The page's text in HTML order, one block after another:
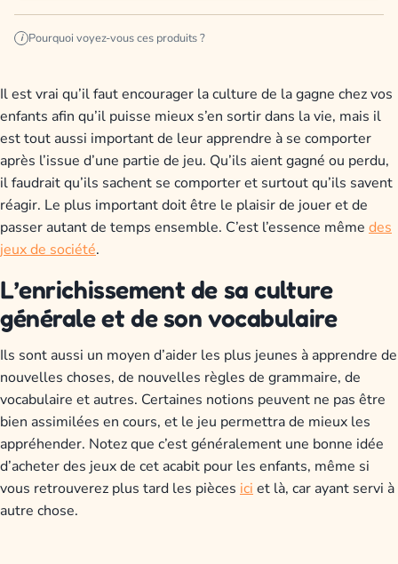
i Pourquoi voyez-vous ces produits ?
Il est vrai qu’il faut encourager la culture de la gagne chez vos
enfants afin qu’il puisse mieux s’en sortir dans la vie, mais il
est tout aussi important de leur apprendre à se comporter
après l’issue d’une partie de jeu. Qu’ils aient gagné ou perdu,
il faudrait qu’ils sachent se comporter et surtout qu’ils savent
réagir. Le plus important doit être le plaisir de jouer et de
passer autant de temps ensemble. C’est l’essence même des
jeux de société.
L’enrichissement de sa culture
générale et de son vocabulaire
Ils sont aussi un moyen d’aider les plus jeunes à apprendre de
nouvelles choses, de nouvelles règles de grammaire, de
vocabulaire et autres. Certaines notions peuvent ne pas être
bien assimilées en cours, et le jeu permettra de mieux les
appréhender. Notez que c’est généralement une bonne idée
d’acheter des jeux de cet acabit pour les enfants, même si
vous retrouverez plus tard les pièces ici et là, car ayant servi à
autre chose.